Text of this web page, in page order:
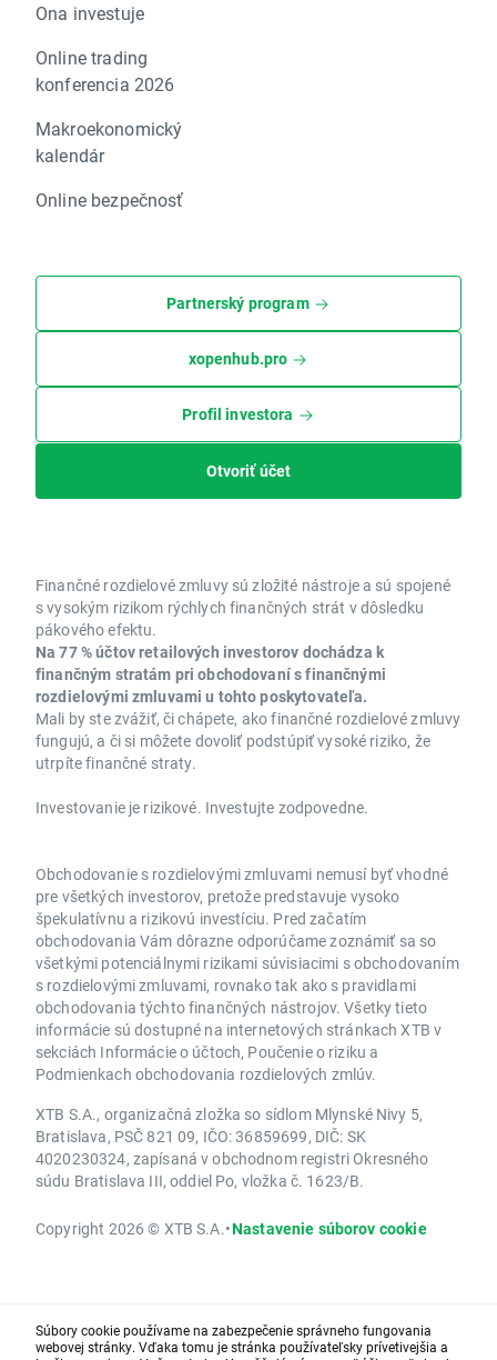
Ona investuje
Online trading
konferencia 2026
Makroekonomický
kalendár
Online bezpečnosť
Partnerský program
xopenhub.pro
Profil investora
Otvoriť účet
Finančné rozdielové zmluvy sú zložité nástroje a sú spojené
s vysokým rizikom rýchlych finančných strát v dôsledku
pákového efektu.
Na 77 % účtov retailových investorov dochádza k
finančným stratám pri obchodovaní s finančnými
rozdielovými zmluvami u tohto poskytovateľa.
Mali by ste zvážiť, či chápete, ako finančné rozdielové zmluvy
fungujú, a či si môžete dovoliť podstúpiť vysoké riziko, že
utrpíte finančné straty.
Investovanie je rizikové. Investujte zodpovedne.
Obchodovanie s rozdielovými zmluvami nemusí byť vhodné
pre všetkých investorov, pretože predstavuje vysoko
špekulatívnu a rizikovú investíciu. Pred začatím
obchodovania Vám dôrazne odporúčame zoznámiť sa so
všetkými potenciálnymi rizikami súvisiacimi s obchodovaním
s rozdielovými zmluvami, rovnako tak ako s pravidlami
obchodovania týchto finančných nástrojov. Všetky tieto
informácie sú dostupné na internetových stránkach XTB v
sekciách Informácie o účtoch, Poučenie o riziku a
Podmienkach obchodovania rozdielových zmlúv.
XTB S.A., organizačná zložka so sídlom Mlynské Nivy 5,
Bratislava, PSČ 821 09, IČO: 36859699, DIČ: SK
4020230324, zapísaná v obchodnom registri Okresného
súdu Bratislava III, oddiel Po, vložka č. 1623/B.
Copyright 2026 © XTB S.A.•Nastavenie súborov cookie
Súbory cookie používame na zabezpečenie správneho fungovania
webovej stránky. Vďaka tomu je stránka používateľsky prívetivejšia a